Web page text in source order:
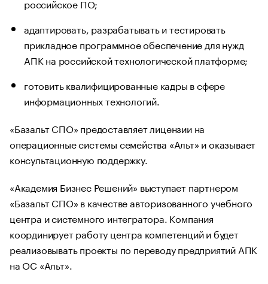
российское ПО;
адаптировать, разрабатывать и тестировать
прикладное программное обеспечение для нужд
АПК на российской технологической платформе;
готовить квалифицированные кадры в сфере
информационных технологий.
«Базальт СПО» предоставляет лицензии на
операционные системы семейства «Альт» и оказывает
консультационную поддержку.
«Академия Бизнес Решений» выступает партнером
«Базальт СПО» в качестве авторизованного учебного
центра и системного интегратора. Компания
координирует работу центра компетенций и будет
реализовывать проекты по переводу предприятий АПК
на ОС «Альт».